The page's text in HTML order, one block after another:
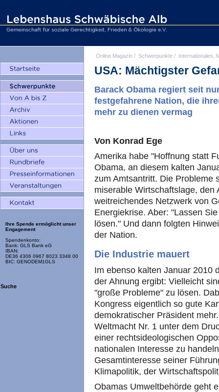
Ihre Spende ermöglicht unser
Engagement
Spendenkonto:
Bank: GLS Bank eG
IBAN:
DE36 4306 0967 8023 3348 00
BIC: GENODEM1GLS
Suche
Online Magazin / Schwerpunkte / Internationales,
USA: Mächtigster
Barack Obama regiert seit
festgefahrene Nation, die
mehr zu dienen vermag
Von Konrad Ege
Amerika habe "Hoffnung statt
Obama, an diesem kalten
zum Amtsantritt. Die Probleme
miserable Wirtschaftslage, den
weitreichendes Netzwerk von
Energiekrise. Aber: "Lassen
lösen." Und dann folgten
der Nation.
Die Industrie mauert
Im ebenso kalten Januar 2010
der Ahnung ergibt: Vielleicht
"große Probleme" zu lösen.
Kongress eigentlich so gute
demokratischer Präsident
Weltmacht Nr. 1 unter dem
einer rechtsideologischen
nationalen Interesse zu
Gesamtinteresse seiner
Klimapolitik, der
Obamas Umweltbehörde geht